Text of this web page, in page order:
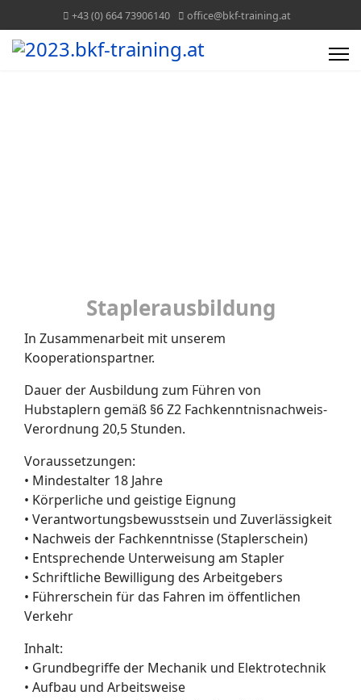
+43 (0) 664 73906140 office@bkf-training.at
Staplerausbildung
In Zusammenarbeit mit unserem
Kooperationspartner.
Dauer der Ausbildung zum Führen von
Hubstaplern gemäß §6 Z2 Fachkenntnisnachweis-
Verordnung 20,5 Stunden.
Voraussetzungen:
• Mindestalter 18 Jahre
• Körperliche und geistige Eignung
• Verantwortungsbewusstsein und Zuverlässigkeit
• Nachweis der Fachkenntnisse (Staplerschein)
• Entsprechende Unterweisung am Stapler
• Schriftliche Bewilligung des Arbeitgebers
• Führerschein für das Fahren im öffentlichen
Verkehr
Inhalt:
• Grundbegriffe der Mechanik und Elektrotechnik
• Aufbau und Arbeitsweise